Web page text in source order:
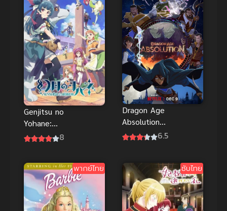
Genjitsu no
Yohane:
Sunshine in
โกะในแดน
แฟนตาซี
8
Dragon Age
Absolution
ดราก้อน เอจ
นี่จ้า
6.5
พากย์ไทย ซับไทย